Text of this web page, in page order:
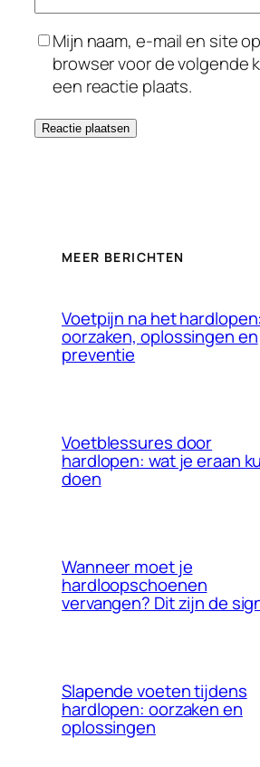
Mijn naam, e-mail en site
browser voor de volgende
een reactie plaats.
MEER BERICHTEN
Voetpijn na het hardlopen:
oorzaken, oplossingen en
preventie
Voetblessures door
hardlopen: wat je eraan
doen
Wanneer moet je
hardloopschoenen
vervangen? Dit zijn de
Slapende voeten tijdens
hardlopen: oorzaken en
oplossingen